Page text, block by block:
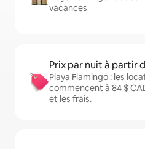
vacances
Prix par nuit à partir
Playa Flamingo : les
commencent à 84 $
et les frais.